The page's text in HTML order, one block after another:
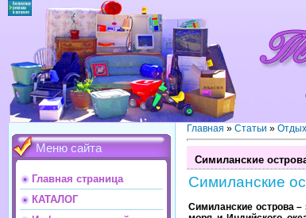
Меню сайта
Главная страница
КАТАЛОГ
Главная » Статьи »
Симиланские
Симиланские
Симиланские острова –